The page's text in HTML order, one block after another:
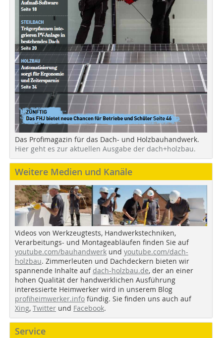
Das Profimagazin für das Dach- und Holzbauhandwerk.
Hier geht es zur aktuellen Ausgabe der dach+holzbau.
Weitere Medien und Kanäle
Videos von Werkzeugtests, Handwerkstechniken,
Verarbeitungs- und Montageabläufen finden Sie auf
youtube.com/bauhandwerk und youtube.com/dach-
holzbau. Zimmerleuten und Dachdeckern bieten wir
spannende Inhalte auf dach-holzbau.de, der an einer
hohen Qualität der handwerklichen Ausführung
interessierte Heimwerker wird in unserem Blog
profiheimwerker.info fündig. Sie finden uns auch auf
Xing, Twitter und Facebook.
Service